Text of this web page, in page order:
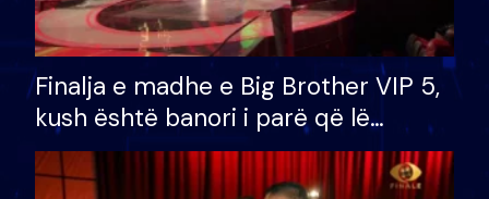
Finalja e madhe e Big Brother VIP 5,
kush është banori i parë që lë
shtëpinë dhe humb mundësinë për
të fituar çmimin e madh